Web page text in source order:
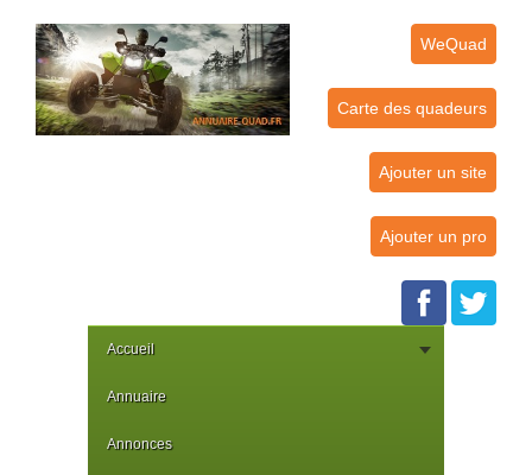
WeQuad
Carte des quadeurs
Ajouter un site
Ajouter un pro
Accueil
Annuaire
Annonces